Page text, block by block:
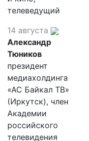
телеведущий
14 августа
Александр
Тюников
президент
медиахолдинга
«АС Байкал ТВ»
(Иркутск), член
Академии
российского
телевидения